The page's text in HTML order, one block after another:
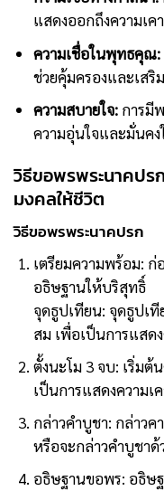
แสดงออกถึงความเ
ความเชื่อในพุทธคุณ:
ช่วยคุ้มครองและเสริ
ความสบายใจ:การมีพ
ความอุ่นใจและมั่นคง
วิธีขอพรพระนาคปร
มงคลให้ชีวิต
วิธีขอพรพระนาคปรก
เตรียมความพร้อม: ก่
อธิษฐานให้บริสุทธิ์
จุดธูปเทียน: จุดธูปเ
สม เพื่อเป็นการแสด
ตั้งนะโม 3 จบ: เริ่มต้
เป็นการแสดงความ
กล่าวคำบูชา: กล่าว
หรือจะกล่าวคำบูชาด้
อธิษฐานขอพร: อธิษ